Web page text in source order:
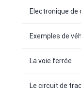
Electronique de
Exemples de
La voie ferrée
Le circuit de